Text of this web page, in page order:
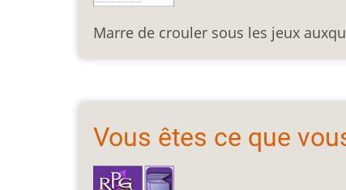
Marre de crouler sous les jeux
Vous êtes ce que